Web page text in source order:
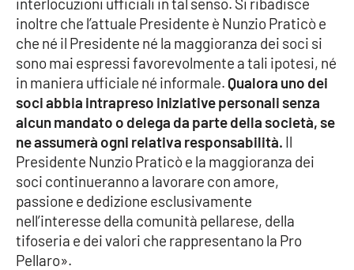
Sanità
Società
Sport
RUBRICHE
Good Morning Vietnam
Parchi Marini Calabria
inoltre che l’attuale Presidente è Nunzio Praticò e
che né il Presidente né la maggioranza dei soci si
sono mai espressi favorevolmente a tali ipotesi, né
in maniera ufficiale né informale.Qualora uno dei
soci abbia intrapreso iniziative personali senza
alcun mandato o delega da parte della società, se
ne assumerà ogni relativa responsabilità. Il
Presidente Nunzio Praticò e la maggioranza dei
soci continueranno a lavorare con amore,
passione e dedizione esclusivamente
nell’interesse della comunità pellarese, della
tifoseria e dei valori che rappresentano la Pro
Pellaro».